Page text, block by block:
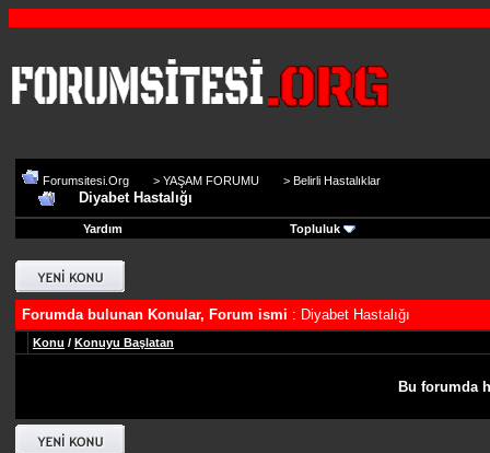
Forumsitesi.Org > YAŞAM FORUMU > Belirli Hastalıklar
Diyabet Hastalığı
Yardım Topluluk
Forumda bulunan Konular, Forum ismi : Diyabet Hastalığı
Konu / Konuyu Başlatan
Bu forumda